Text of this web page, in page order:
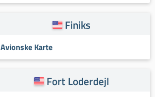
Finiks
Avionske Karte
Fort Loderdejl